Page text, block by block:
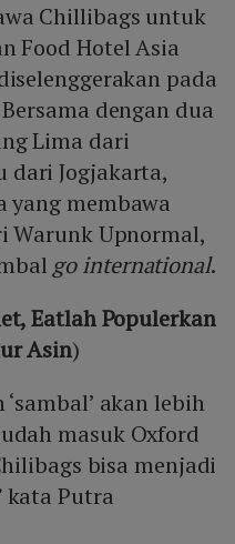
Chillibags untuk
Food Hotel Asia
pada
dengan dua
Lima dari
dari Jogjakarta,
yang membawa
Warunk Upnormal,
go international.
Eatlah Populerkan
Asin)
akan lebih
masuk Oxford
bisa menjadi
kata Putra